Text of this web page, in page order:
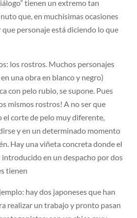
tienen un extremo tan
que, en muchísimas ocasiones
personaje está diciendo lo que
los rostros. Muchos personajes
una obra en blanco y negro)
con pelo rubio, se supone. Pues
mismos rostros! A no ser que
el corte de pelo muy diferente,
y en un determinado momento
Hay una viñeta concreta donde el
en un despacho por dos
tienen
hay dos japoneses que han
realizar un trabajo y pronto pasan